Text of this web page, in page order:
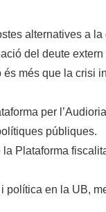
alternatives a
del deute
més que la crisi
per
públiques.
Plataforma
en la UB,